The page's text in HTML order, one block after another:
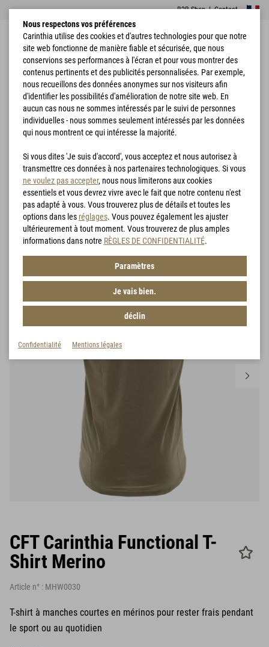
B2B Shop|Contact
Accueil Vêtements CFT Carinthia Functional T-Shirt Merino
CFT Carinthia Functional T-
Shirt Merino
Article n° : MHW0030
T-shirt à manches courtes en mérinos pour rester frais pendant
le sport ou au quotidien
Nous respectons vos préférences
Carinthia utilise des cookies et d'autres technologies pour que notre
site web fonctionne de manière fiable et sécurisée, que nous
conservions ses performances à l'écran et pour vous montrer des
contenus pertinents et des publicités personnalisées. Par exemple,
nous recueillons des données anonymes sur nos visiteurs afin
d'identifier les possibilités d'amélioration de notre site web. En
aucun cas nous ne sommes intéressés par le suivi de personnes
individuelles - nous sommes seulement intéressés par les données
qui nous montrent ce qui intéresse la majorité.
Si vous dites 'Je suis d'accord', vous acceptez et nous autorisez à
transmettre ces données à nos partenaires technologiques. Si vous
ne voulez pas accepter, nous nous limiterons aux cookies
essentiels et vous devrez vivre avec le fait que notre contenu n'est
pas adapté à vous. Vous trouverez plus de détails et toutes les
options dans les réglages. Vous pouvez également les ajuster
ultérieurement à tout moment. Vous trouverez de plus amples
informations dans notre RÈGLES DE CONFIDENTIALITÉ.
Paramètres
Je vais bien.
déclin
Confidentialité Mentions légales